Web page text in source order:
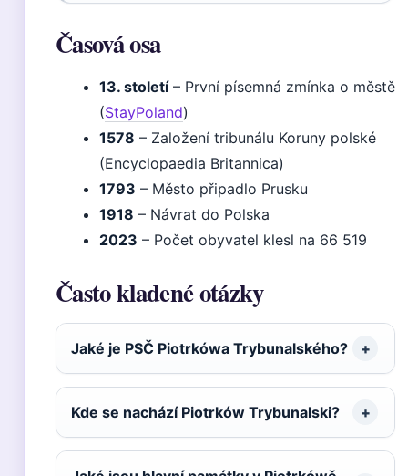
Časová osa
13. století– První písemná zmínka o městě
(StayPoland)
1578 – Založení tribunálu Koruny polské
(Encyclopaedia Britannica)
1793 – Město připadlo Prusku
1918 – Návrat do Polska
2023 – Počet obyvatel klesl na 66 519
Často kladené otázky
Jaké je PSČ Piotrkówa Trybunalského?
Kde se nachází Piotrków Trybunalski?